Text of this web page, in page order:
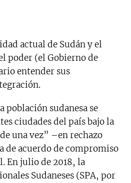
actual de Sudán y el
poder (el Gobierno de
entender sus
población sudanesa se
ciudades del país bajo la
una vez” –en rechazo
de acuerdo de compromiso
En julio de 2018, la
Sudaneses (SPA, por